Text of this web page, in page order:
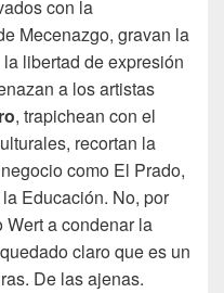
con la
Mecenazgo, gravan la
libertad de expresión
a los artistas
, trapichean con el
recortan la
como El Prado,
Educación. No, por
Wert a condenar la
claro que es un
De las ajenas.